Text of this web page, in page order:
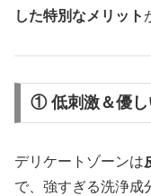
した特別なメリット
① 低刺激＆優し
デリケートゾーンは
で、強すぎる洗浄成